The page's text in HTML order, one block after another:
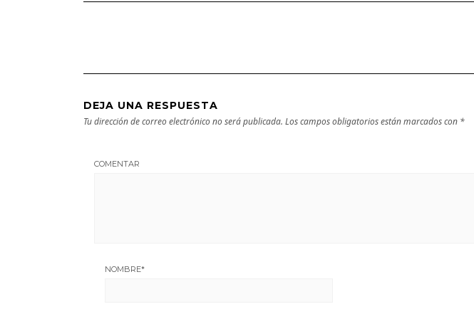
DEJA UNA RESPUESTA
Tu dirección de correo electrónico no será publicada. Los campos obligatorios están marcados con *
COMENTAR
NOMBRE*